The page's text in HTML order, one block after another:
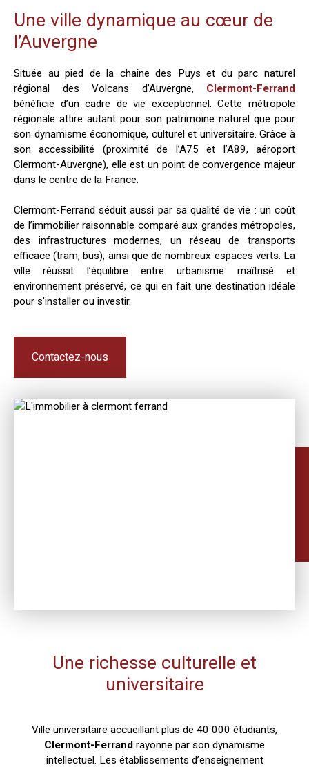
Une ville dynamique au cœur de
l’Auvergne
Située au pied de la chaîne des Puys et du parc naturel
régional des Volcans d’Auvergne, Clermont-Ferrand
bénéficie d’un cadre de vie exceptionnel. Cette métropole
régionale attire autant pour son patrimoine naturel que pour
son dynamisme économique, culturel et universitaire. Grâce à
son accessibilité (proximité de l’A75 et l’A89, aéroport
Clermont-Auvergne), elle est un point de convergence majeur
dans le centre de la France.
Clermont-Ferrand séduit aussi par sa qualité de vie : un coût
de l’immobilier raisonnable comparé aux grandes métropoles,
des infrastructures modernes, un réseau de transports
efficace (tram, bus), ainsi que de nombreux espaces verts. La
ville réussit l’équilibre entre urbanisme maîtrisé et
environnement préservé, ce qui en fait une destination idéale
pour s’installer ou investir.
Contactez-nous
Une richesse culturelle et
universitaire
Ville universitaire accueillant plus de 40 000 étudiants,
Clermont-Ferrand rayonne par son dynamisme
intellectuel. Les établissements d’enseignement